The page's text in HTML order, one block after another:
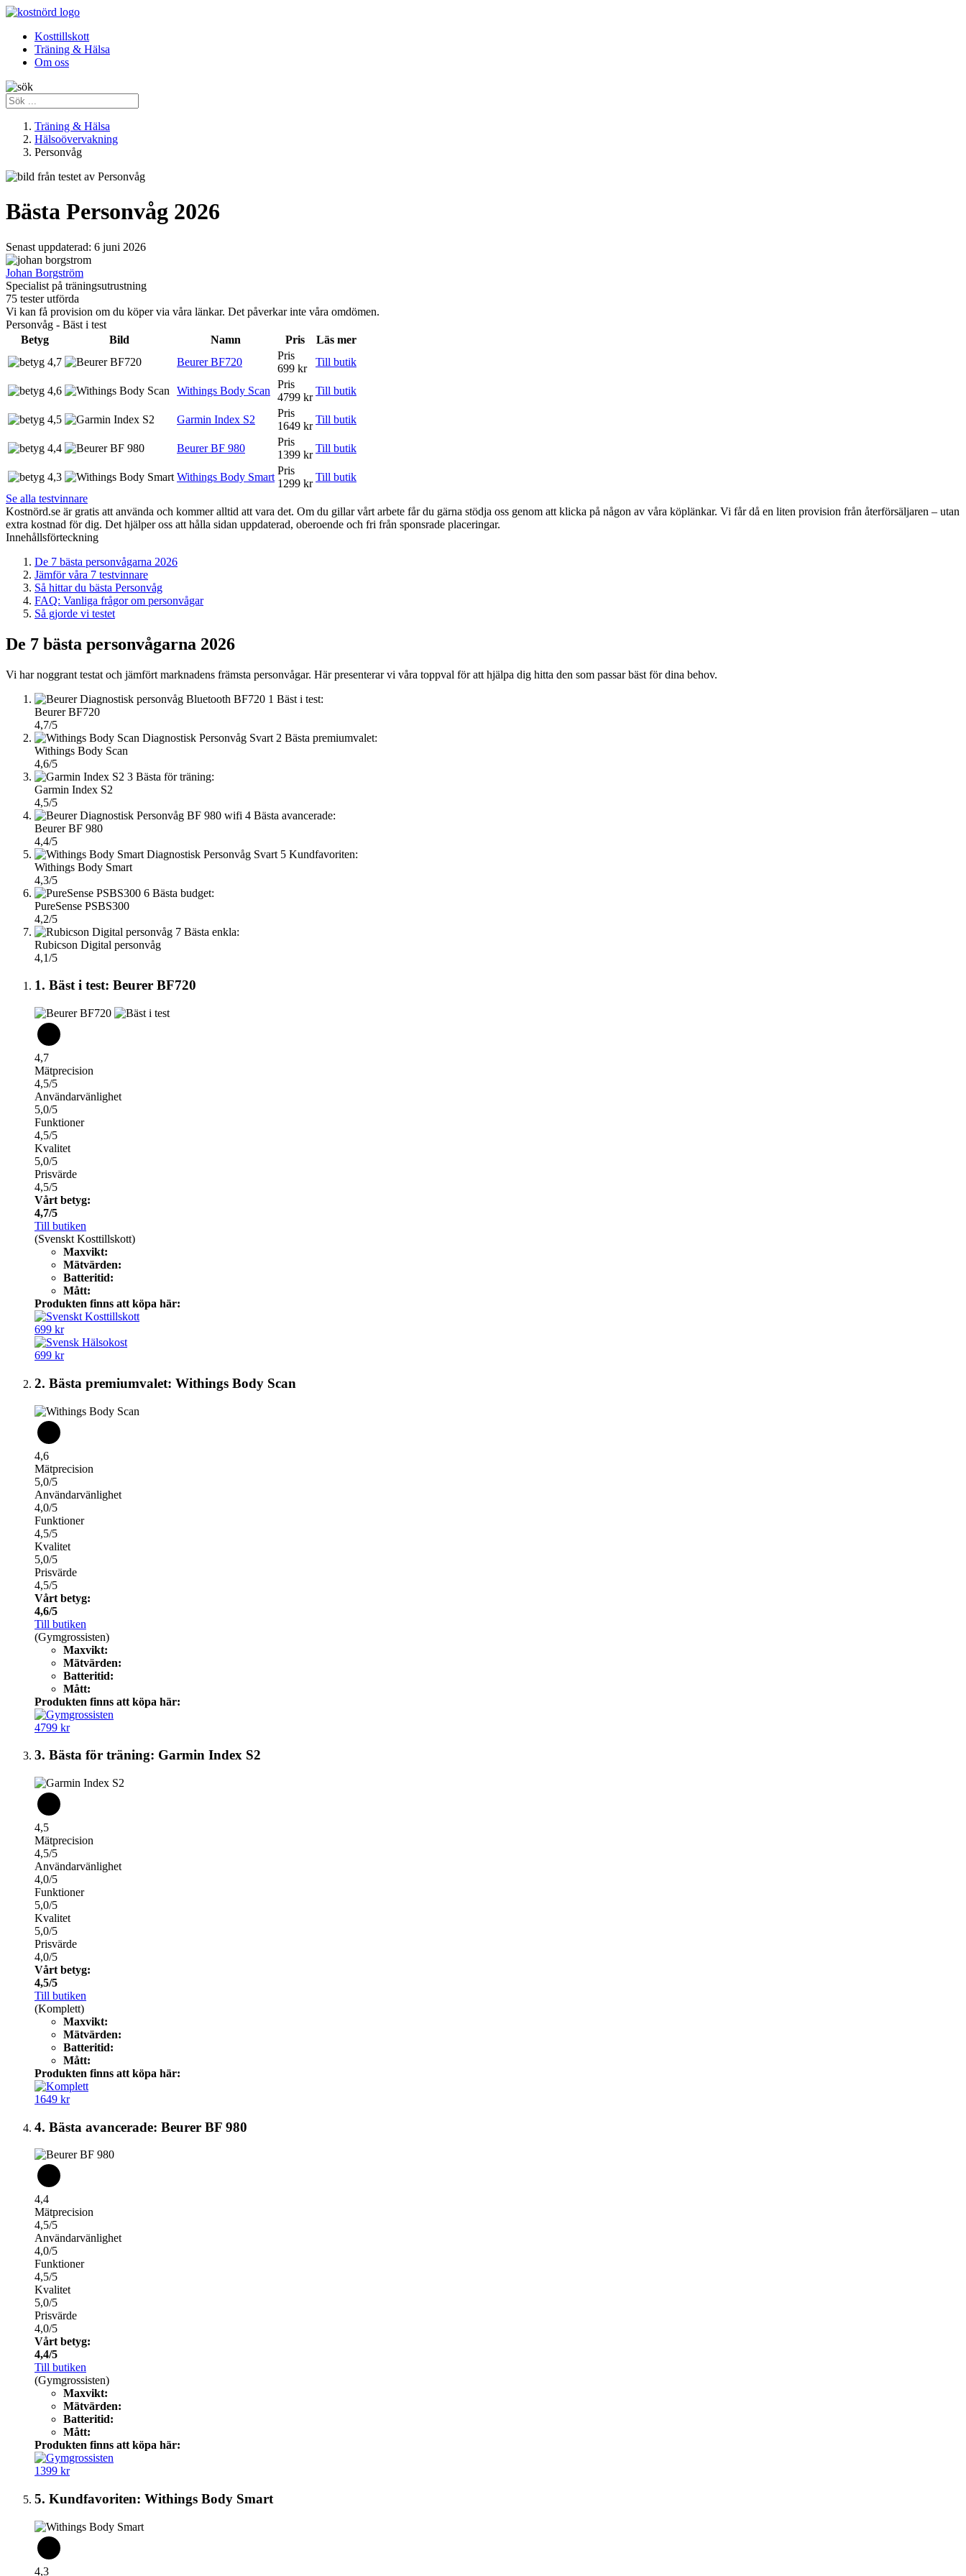
Kosttillskott
Träning & Hälsa
Om oss
Träning & Hälsa
Hälsoövervakning
Personvåg
Bästa Personvåg 2026
Senast uppdaterad: 6 juni 2026
Johan Borgström
Specialist på träningsutrustning
75 tester utförda
Vi kan få provision om du köper via våra länkar. Det påverkar inte våra omdömen.
Personvåg - Bäst i test
Betyg
Bild Namn Pris
Läs mer
4,7
Beurer BF720
Pris
699 kr
Till butik
4,6 Withings Body Scan
Pris
4799 kr
Till butik
4,5 Garmin Index S2
Pris
1649 kr
Till butik
4,4 Beurer BF 980
Pris
1399 kr
Till butik
4,3 Withings Body Smart
Pris
1299 kr
Till butik
Se alla testvinnare
Kostnörd.se är gratis att använda och kommer alltid att vara det. Om du gillar vårt arbete får du gärna stödja oss genom att klicka på någon av våra köplänkar. Vi får då en liten provision från återförsäljaren – utan
extra kostnad för dig. Det hjälper oss att hålla sidan uppdaterad, oberoende och fri från sponsrade placeringar.
Innehållsförteckning
De 7 bästa personvågarna 2026
Jämför våra 7 testvinnare
Så hittar du bästa Personvåg
FAQ: Vanliga frågor om personvågar
Så gjorde vi testet
De 7 bästa personvågarna 2026
Vi har noggrant testat och jämfört marknadens främsta personvågar. Här presenterar vi våra toppval för att hjälpa dig hitta den som passar bäst för dina behov.
1 Bäst i test:
Beurer BF720
4,7/5
2 Bästa premiumvalet:
Withings Body Scan
4,6/5
3 Bästa för träning:
Garmin Index S2
4,5/5
4 Bästa avancerade:
Beurer BF 980
4,4/5
5 Kundfavoriten:
Withings Body Smart
4,3/5
6 Bästa budget:
PureSense PSBS300
4,2/5
7 Bästa enkla:
Rubicson Digital personvåg
4,1/5
1. Bäst i test: Beurer BF720
4,7
Mätprecision
4,5/5
Användarvänlighet
5,0/5
Funktioner
4,5/5
Kvalitet
5,0/5
Prisvärde
4,5/5
Vårt betyg:
4,7/5
Till butiken
(Svenskt Kosttillskott)
Maxvikt:
Mätvärden:
Batteritid:
Mått:
Produkten finns att köpa här:
699 kr
699 kr
2. Bästa premiumvalet: Withings Body Scan
4,6
Mätprecision
5,0/5
Användarvänlighet
4,0/5
Funktioner
4,5/5
Kvalitet
5,0/5
Prisvärde
4,5/5
Vårt betyg:
4,6/5
Till butiken
(Gymgrossisten)
Maxvikt:
Mätvärden:
Batteritid:
Mått:
Produkten finns att köpa här:
4799 kr
3. Bästa för träning: Garmin Index S2
4,5
Mätprecision
4,5/5
Användarvänlighet
4,0/5
Funktioner
5,0/5
Kvalitet
5,0/5
Prisvärde
4,0/5
Vårt betyg:
4,5/5
Till butiken
(Komplett)
Maxvikt:
Mätvärden:
Batteritid:
Mått:
Produkten finns att köpa här:
1649 kr
4. Bästa avancerade: Beurer BF 980
4,4
Mätprecision
4,5/5
Användarvänlighet
4,0/5
Funktioner
4,5/5
Kvalitet
5,0/5
Prisvärde
4,0/5
Vårt betyg:
4,4/5
Till butiken
(Gymgrossisten)
Maxvikt:
Mätvärden:
Batteritid:
Mått:
Produkten finns att köpa här:
1399 kr
5. Kundfavoriten: Withings Body Smart
4,3